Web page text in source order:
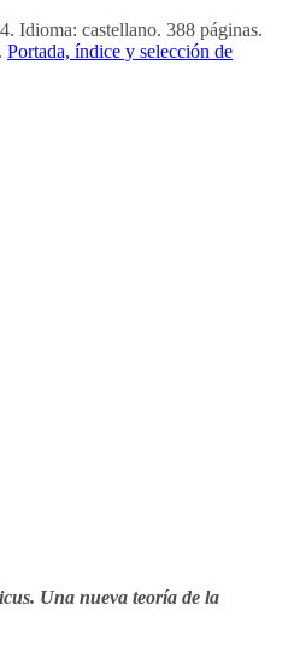
Idioma: castellano. 388 páginas.
Portada, índice y selección de
Una nueva teoría de la